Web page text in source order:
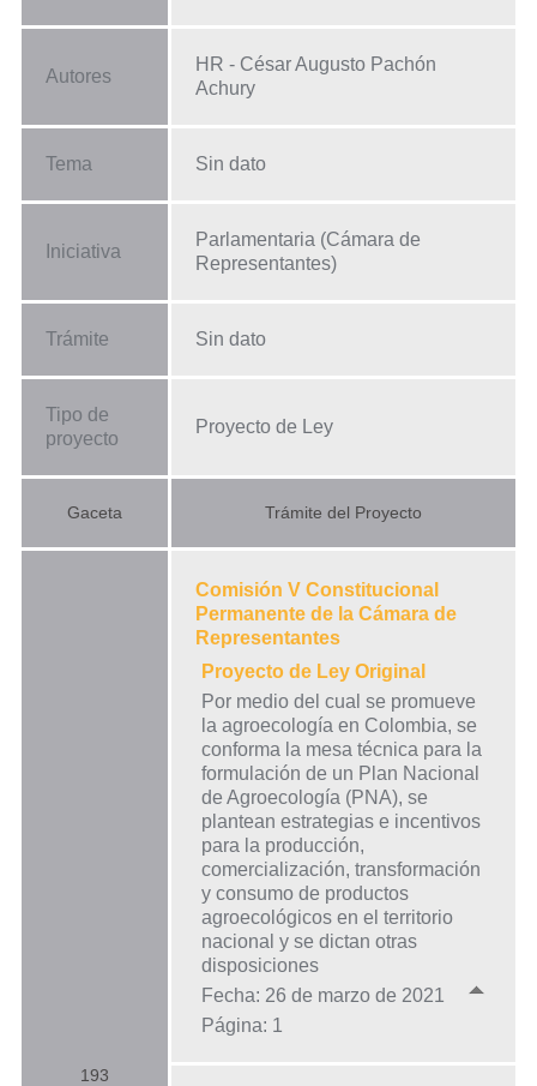
Autores
HR - César Augusto Pachón
Achury
Tema Sin dato
Iniciativa
Parlamentaria (Cámara de
Representantes)
Trámite Sin dato
Tipo de
proyecto
Proyecto de Ley
Gaceta Trámite del Proyecto
193
Comisión V Constitucional
Permanente de la Cámara de
Representantes
Proyecto de Ley Original
Por medio del cual se promueve
la agroecología en Colombia, se
conforma la mesa técnica para la
formulación de un Plan Nacional
de Agroecología (PNA), se
plantean estrategias e incentivos
para la producción,
comercialización, transformación
y consumo de productos
agroecológicos en el territorio
nacional y se dictan otras
disposiciones
Fecha: 26 de marzo de 2021
Página: 1